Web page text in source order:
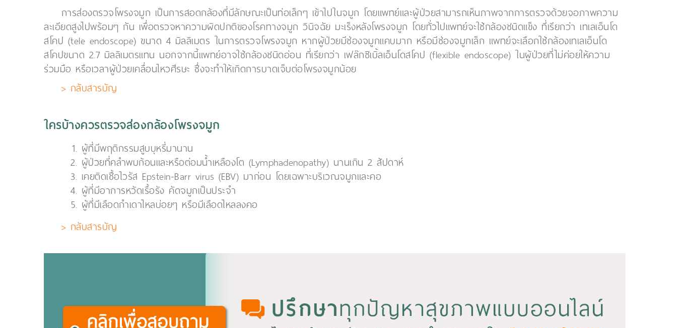
การส่องตรวจโพรงจมูก เป็นการสอดกล้องที่มีลักษณะเป็นท่อเล็กๆ เข้าไปในจมูก โดยแพทย์และผู้ป่วยสามารถเห็นภาพจากการตรวจด้วยจอภาพความ
ละเอียดสูงไปพร้อมๆ กัน เพื่อตรวจหาความผิดปกติของโรคทางจมูก วินิจฉัย มะเร็งหลังโพรงจมูก โดยทั่วไปแพทย์จะใช้กล้องชนิดแข็ง ที่เรียกว่า เทเลเอ็นโด
สโคป (tele endoscope) ขนาด 4 มิลลิเมตร ในการตรวจโพรงจมูก หากผู้ป่วยมีช่องจมูกแคบมาก หรือมีช่องจมูกเล็ก แพทย์จะเลือกใช้กล้องเทเลเอ็นโด
สโคปขนาด 2.7 มิลลิเมตรแทน นอกจากนี้แพทย์อาจใช้กล้องชนิดอ่อน ที่เรียกว่า เฟล๊กซิเบิ้ลเอ็นโดสโคป (flexible endoscope) ในผู้ป่วยที่ไม่ค่อยให้ความ
ร่วมมือ หรือเวลาผู้ป่วยเคลื่อนไหวศีรษะ ซึ่งจะทำให้เกิดการบาดเจ็บต่อโพรงจมูกน้อย
> กลับสารบัญ
ใครบ้างควรตรวจส่องกล้องโพรงจมูก
ผู้ที่มีพฤติกรรมสูบบุหรี่มานาน
ผู้ป่วยที่คลำพบก้อนและหรือต่อมน้ำเหลืองโต (Lymphadenopathy) นานเกิน 2 สัปดาห์
เคยติดเชื้อไวรัส Epstein-Barr virus (EBV) มาก่อน โดยเฉพาะบริเวณจมูกและคอ
ผู้ที่มีอาการหวัดเรื้อรัง คัดจมูกเป็นประจำ
ผู้ที่มีเลือดกำเดาไหลบ่อยๆ หรือมีเลือดไหลลงคอ
> กลับสารบัญ